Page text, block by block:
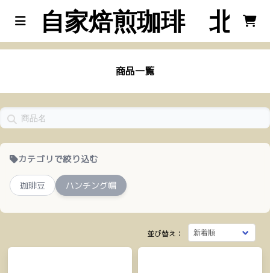
自家焙煎珈琲 北工
商品一覧
カテゴリで絞り込む
珈琲豆 ハンチング帽
並び替え：